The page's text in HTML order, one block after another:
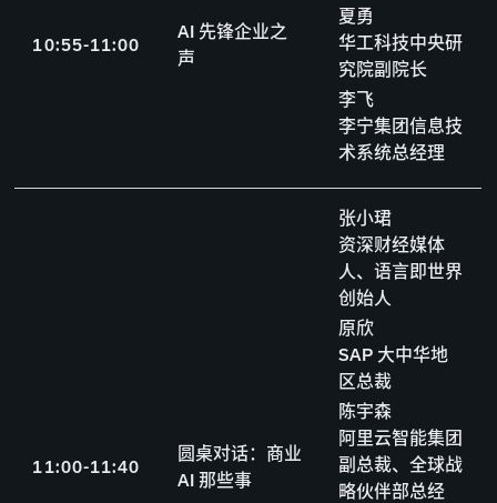
10:55-11:00
AI 先锋企业之
声
夏勇
华工科技中央研
究院副院长
李飞
李宁集团信息技
术系统总经理
11:00-11:40
圆桌对话：商业
AI 那些事
张小珺
资深财经媒体
人、语言即世界
创始人
原欣
SAP 大中华地
区总裁
陈宇森
阿里云智能集团
副总裁、全球战
略伙伴部总经